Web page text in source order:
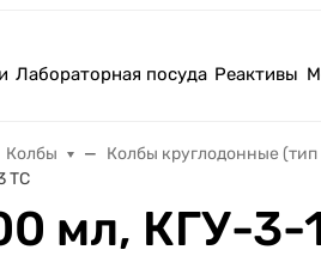
Лабораторная посуда Реактивы
Колбы Колбы круглодонные (тип
ТС
мл, КГУ-